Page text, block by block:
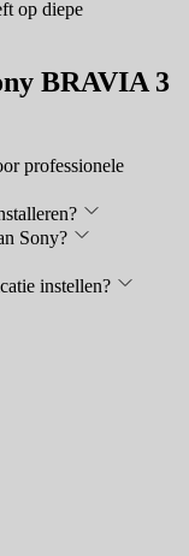
op diepe
BRAVIA 3
professionele
Sony?
instellen?